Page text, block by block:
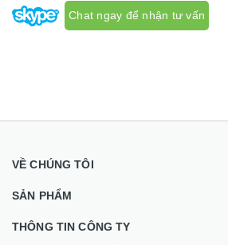
Chat ngay để nhận tư vấn
VỀ CHÚNG TÔI
SẢN PHẨM
THÔNG TIN CÔNG TY